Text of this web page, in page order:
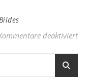
deaktiviertfür